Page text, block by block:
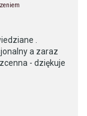
.
a zaraz
- dziękuje